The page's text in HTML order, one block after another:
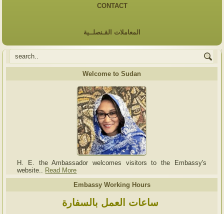
CONTACT
المعاملات القـنصلــية
Welcome to Sudan
H. E. the Ambassador welcomes visitors to the Embassy's
website..
Read More
Embassy Working Hours
ساعات العمل بالسفارة